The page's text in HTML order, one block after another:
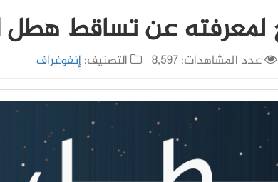
لمعرفته عن تساقط هطل
عدد المشاهدات: 8,597 التصنيف:إنفوغراف